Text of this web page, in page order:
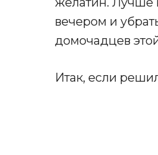
вечером и
домочадцев
Итак, если